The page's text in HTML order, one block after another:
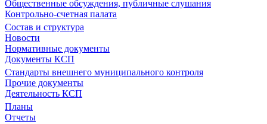
Общественные обсуждения, публичные слушания
Контрольно-счетная палата
Состав и структура
Новости
Нормативные документы
Документы КСП
Стандарты внешнего муниципального контроля
Прочие документы
Деятельность КСП
Планы
Отчеты